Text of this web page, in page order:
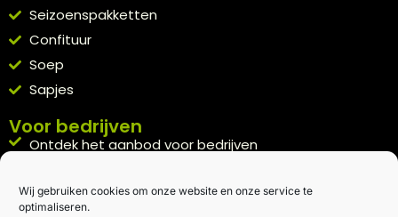
Wij gebruiken cookies om onze website en onze service te
optimaliseren.
Seizoenspakketten
Confituur
Soep
Sapjes
Voor bedrijven
Ontdek het aanbod voor bedrijven
Kennismakingspakket aanvragen